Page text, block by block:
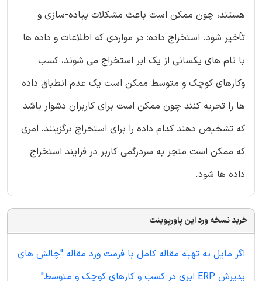
هستند، چون ممکن است باعث مشکلات پیاده-سازی و
تأخیر شود. استخراج داده: در مواردی که اطلاعات و داده ها
با نام های یکسانی از یک ابر استخراج می شوند، کسب
وکارهای کوچک و متوسط ممکن است یک عدم انطباق داده
ها را تجربه کنند چون ممکن است برای کاربران دشوار باشد
که تشخیص دهند کدام داده را برای استخراج برگزینند، امری
که ممکن است منجر به سردرگمی کاربر در فرایند استخراج
داده ها شود.
خرید نسخه ورد این پاورپوینت
اگر مایل به تهیه مقاله کامل با فرمت ورد مقاله "چالش های
پذیرش ERP ابری در کسب و کارهای کوچک و متوسط"